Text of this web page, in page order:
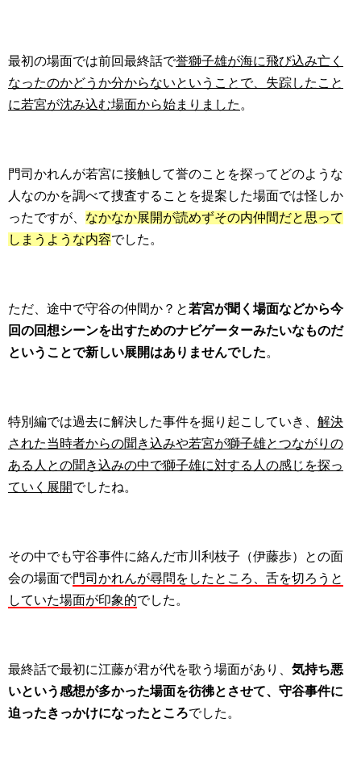
最初の場面では前回最終話で誉獅子雄が海に飛び込み亡く
なったのかどうか分からないということで、失踪したこと
に若宮が沈み込む場面から始まりました 。
門司かれんが若宮に接触して誉のことを探ってどのような
人なのかを調べて捜査することを提案した場面では怪しか
ったですが、 なかなか展開が読めずその内仲間だと思って
しまうような内容でした。
ただ、途中で守谷の仲間か？と若宮が聞く場面などから今
回の回想シーンを出すためのナビゲーターみたいなものだ
ということで新しい展開はありませんでした。
特別編では過去に解決した事件を掘り起こしていき、 解決
された当時者からの聞き込みや若宮が獅子雄とつながりの
ある人との聞き込みの中で獅子雄に対する人の感じを探っ
ていく展開でしたね。
その中でも守谷事件に絡んだ市川利枝子（伊藤歩）との面
会の場面で門司かれんが尋問をしたところ、舌を切ろうと
していた場面が印象的でした。
最終話で最初に江藤が君が代を歌う場面があり、 気持ち悪
いという感想が多かった場面を彷彿とさせて、守谷事件に
迫ったきっかけになったところでした。